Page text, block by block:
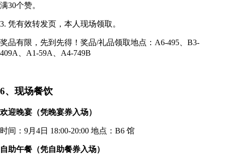
满30个赞。
3. 凭有效转发页，本人现场领取。
奖品有限，先到先得！奖品/礼品领取地点：A6-495、B3-
409A、A1-59A、A4-749B
6、现场餐饮
欢迎晚宴（凭晚宴券入场）
时间：9月4日 18:00-20:00 地点：B6 馆
自助午餐（凭自助餐券入场）